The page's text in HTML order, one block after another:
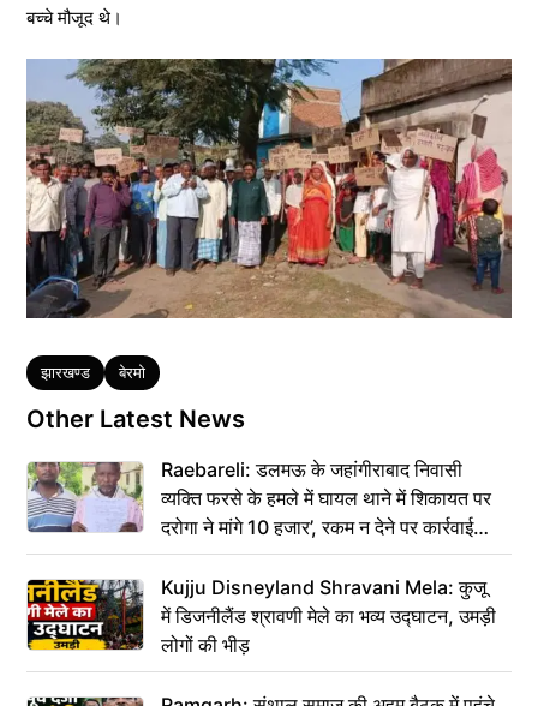
बच्चे मौजूद थे।
Tags
झारखण्ड बेरमो
Other Latest News
Raebareli: डलमऊ के जहांगीराबाद निवासी
व्यक्ति फरसे के हमले में घायल थाने में शिकायत पर
दरोगा ने मांगे 10 हजार’, रकम न देने पर कार्रवाई
ठंडी!
Kujju Disneyland Shravani Mela: कुजू
में डिजनीलैंड श्रावणी मेले का भव्य उद्घाटन, उमड़ी
लोगों की भीड़